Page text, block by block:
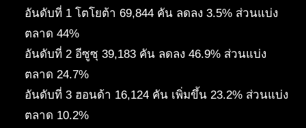
อันดับที่ 1 โตโยต้า 69,844 คัน ลดลง 3.5% ส่วนแบ่ง
ตลาด 44%
อันดับที่ 2 อีซูซุ 39,183 คัน ลดลง 46.9% ส่วนแบ่ง
ตลาด 24.7%
อันดับที่ 3 ฮอนด้า 16,124 คัน เพิ่มขึ้น 23.2% ส่วนแบ่ง
ตลาด 10.2%